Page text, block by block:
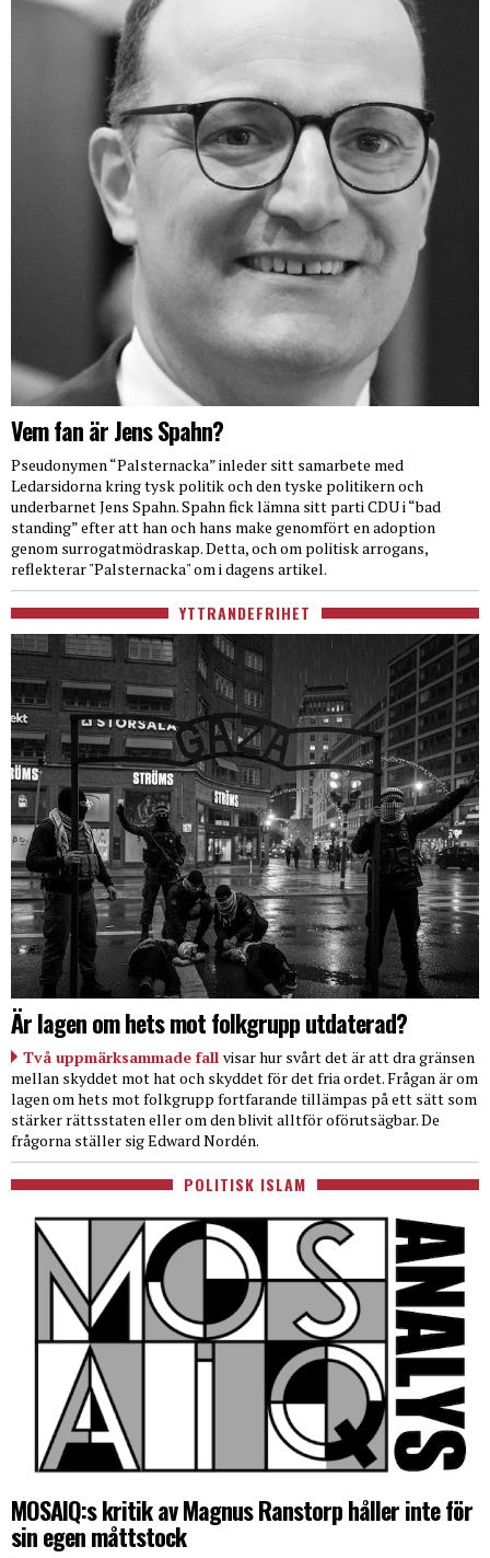
Vem fan är Jens Spahn?
Pseudonymen “Palsternacka” inleder sitt samarbete med
Ledarsidorna kring tysk politik och den tyske politikern och
underbarnet Jens Spahn. Spahn fick lämna sitt parti CDU i “bad
standing” efter att han och hans make genomfört en adoption
genom surrogatmödraskap. Detta, och om politisk arrogans,
reflekterar "Palsternacka" om i dagens artikel.
YTTRANDEFRIHET
Är lagen om hets mot folkgrupp utdaterad?
Två uppmärksammade fall visar hur svårt det är att dra gränsen
mellan skyddet mot hat och skyddet för det fria ordet. Frågan är om
lagen om hets mot folkgrupp fortfarande tillämpas på ett sätt som
stärker rättsstaten eller om den blivit alltför oförutsägbar. De
frågorna ställer sig Edward Nordén.
POLITISK ISLAM
MOSAIQ:s kritik av Magnus Ranstorp håller inte för
sin egen måttstock